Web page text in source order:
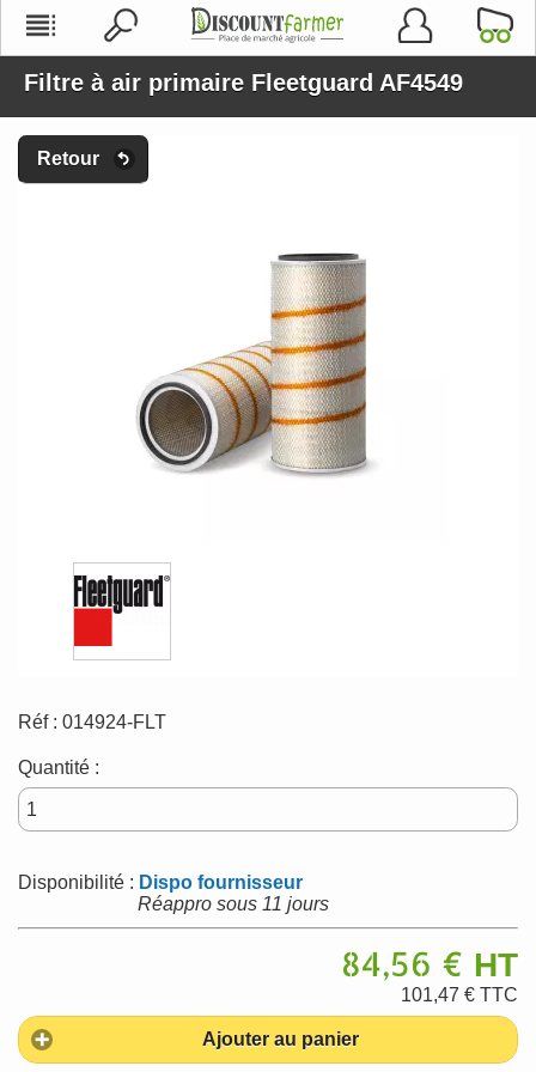
Filtre à air primaire Fleetguard AF4549
Retour
Réf : 014924-FLT
Quantité :
Disponibilité : Dispo fournisseur
Réappro sous 11 jours
84,56 € HT
101,47 € TTC
Ajouter au panier